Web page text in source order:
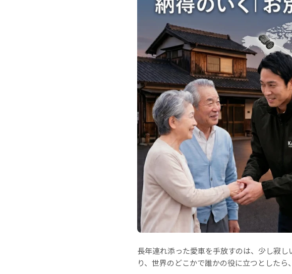
長年連れ添った愛車を手放すのは、少し寂
り、世界のどこかで誰かの役に立つとした